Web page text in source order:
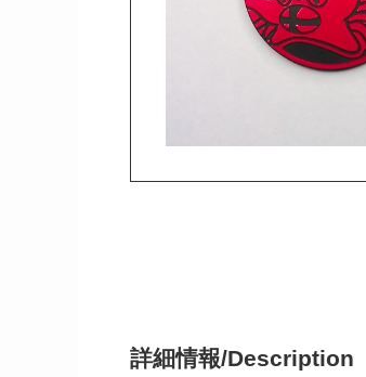
詳細情報/Description